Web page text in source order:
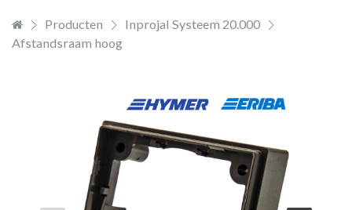
Producten
Inprojal Systeem 20.000
Afstandsraam hoog